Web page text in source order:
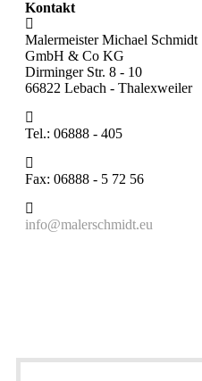
Kontakt
Malermeister Michael Schmidt
GmbH & Co KG
Dirminger Str. 8 - 10
66822 Lebach - Thalexweiler
Tel.: 06888 - 405
Fax: 06888 - 5 72 56
info@malerschmidt.eu